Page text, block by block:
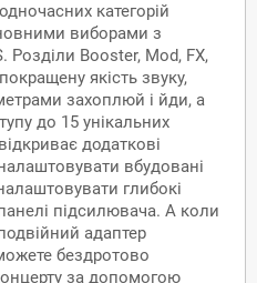
категорій
виборами з
Розділи Booster, Mod, FX,
якість звуку,
захоплюй і йди, а
до 15 унікальних
додаткові
вбудовані
глибокі
підсилювача. А коли
адаптер
бездротово
за допомогою